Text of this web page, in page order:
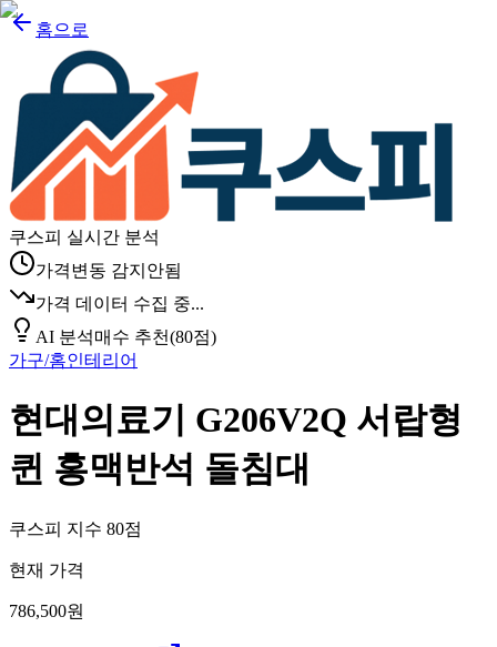
홈으로
쿠스피 실시간 분석
가격변동 감지안됨
가격 데이터 수집 중...
AI 분석매수 추천(80점)
가구/홈인테리어
현대의료기 G206V2Q 서랍형
퀸 홍맥반석 돌침대
쿠스피 지수 80점
현재 가격
786,500원